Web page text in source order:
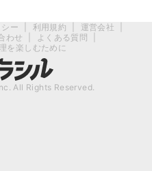
ー 利用規約 運営会社
わせ
よくある質問
を楽しむために
All Rights Reserved.